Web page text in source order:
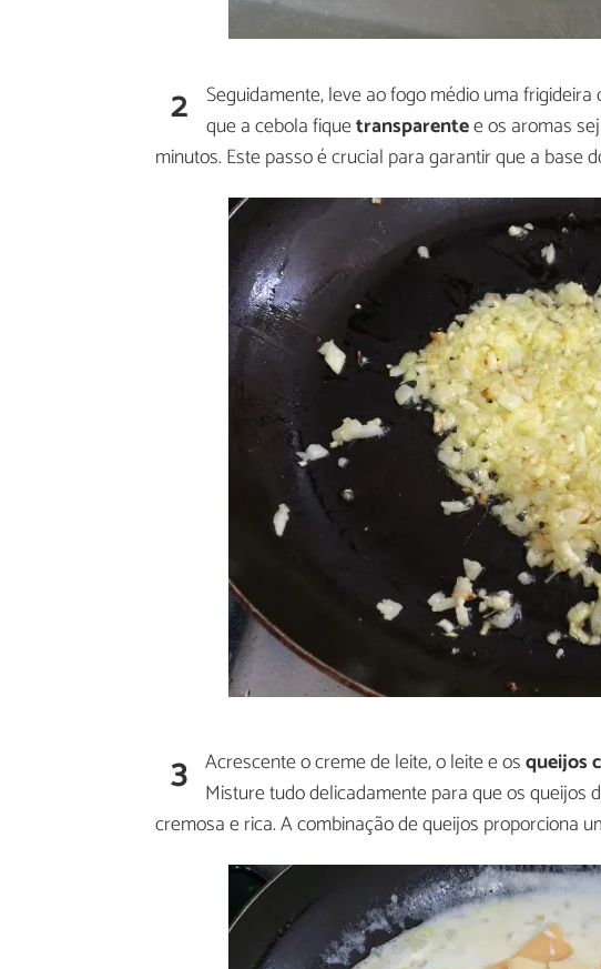
2 Seguidamente, leve ao fogo médio uma
que a cebola fiquetransparentee os aromas
minutos. Este passo é crucial para garantir que a base
3 Acrescente o creme de leite, o leite e osqueijos
Misture tudo delicadamente para que os
cremosa e rica. A combinação de queijos proporciona